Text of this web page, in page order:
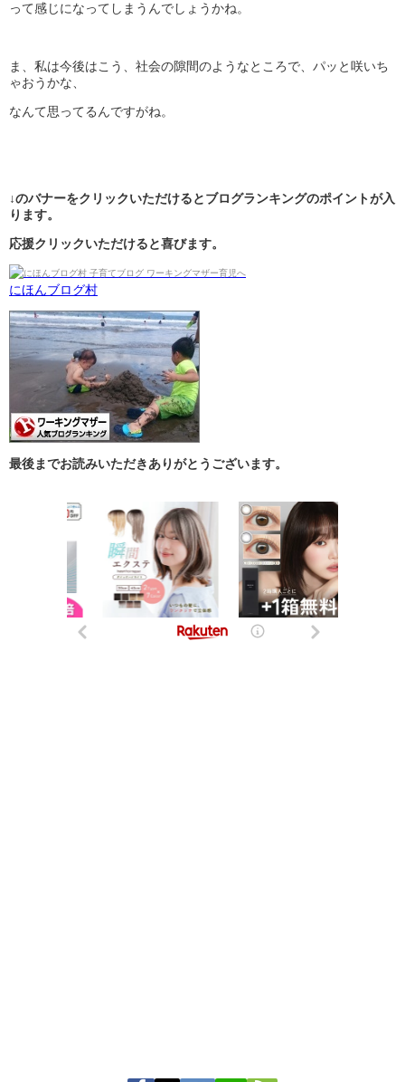
って感じになってしまうんでしょうかね。
ま、私は今後はこう、社会の隙間のようなところで、パッと咲いち
ゃおうかな、
なんて思ってるんですがね。
↓のバナーをクリックいただけるとブログランキングのポイントが入
ります。
応援クリックいただけると喜びます。
にほんブログ村
最後までお読みいただきありがとうございます。